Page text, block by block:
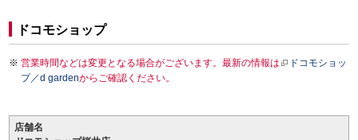
ドコモショップ
営業時間などは変更となる場合がございます。最新の情報は
ドコモショッ
プ／d gardenからご確認ください。
店舗名